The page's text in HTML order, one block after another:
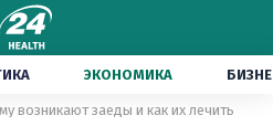
ЭКОНОМИКА
возникают заеды и как их лечить